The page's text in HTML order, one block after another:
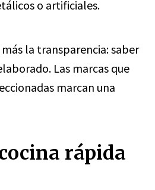
o artificiales.
la transparencia: saber
Las marcas que
marcan una
rápida